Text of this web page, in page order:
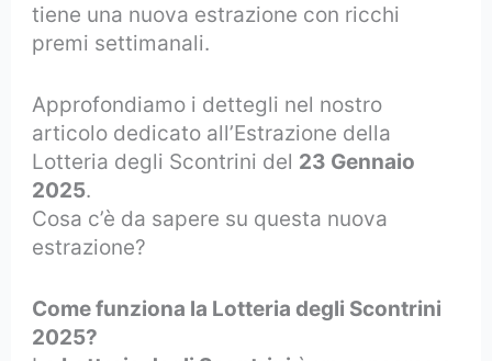
tiene una nuova estrazione con ricchi
premi settimanali.
Approfondiamo i dettegli nel nostro
articolo dedicato all’Estrazione della
Lotteria degli Scontrini del 23 Gennaio
2025.
Cosa c’è da sapere su questa nuova
estrazione?
Come funziona la Lotteria degli Scontrini
2025?